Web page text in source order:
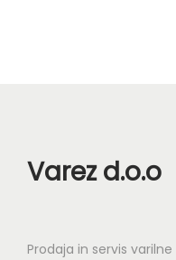
Varez d.o.o
Prodaja in servis